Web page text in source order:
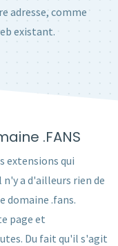
adresse, comme
existant.
.FANS
extensions qui
a d'ailleurs rien de
domaine .fans.
page et
Du fait qu'il s'agit